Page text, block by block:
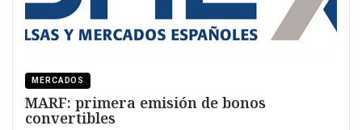
MERCADOS
MARF: primera emisión de bonos
convertibles